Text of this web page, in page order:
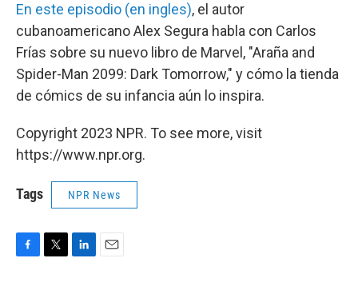
En este episodio (en ingles), el autor
cubanoamericano Alex Segura habla con Carlos
Frías sobre su nuevo libro de Marvel, "Araña and
Spider-Man 2099: Dark Tomorrow," y cómo la tienda
de cómics de su infancia aún lo inspira.
Copyright 2023 NPR. To see more, visit
https://www.npr.org.
Tags NPR News